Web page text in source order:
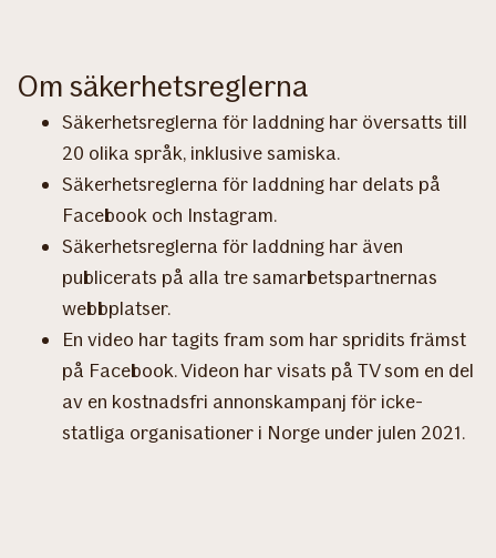
Om säkerhetsreglerna
Säkerhetsreglerna för laddning har översatts till
20 olika språk, inklusive samiska.
Säkerhetsreglerna för laddning har delats på
Facebook och Instagram.
Säkerhetsreglerna för laddning har även
publicerats på alla tre samarbetspartnernas
webbplatser.
En video har tagits fram som har spridits främst
på Facebook. Videon har visats på TV som en del
av en kostnadsfri annonskampanj för icke-
statliga organisationer i Norge under julen 2021.